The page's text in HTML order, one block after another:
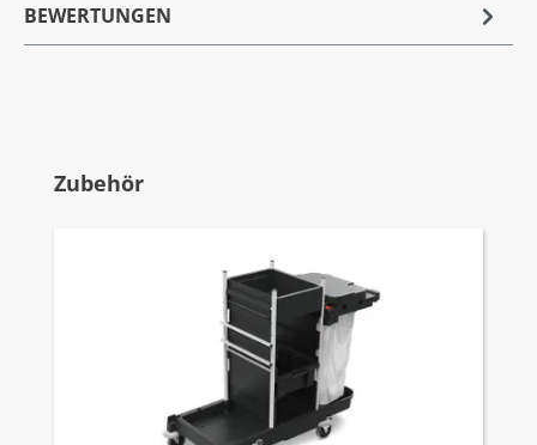
BEWERTUNGEN
Produktgalerie überspringen
Zubehör